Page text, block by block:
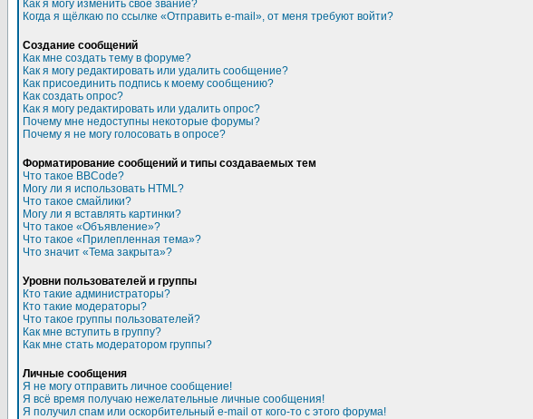
Как я могу изменить свое звание?
Когда я щёлкаю по ссылке «Отправить e-mail», от меня требуют войти?
Создание сообщений
Как мне создать тему в форуме?
Как я могу редактировать или удалить сообщение?
Как присоединить подпись к моему сообщению?
Как создать опрос?
Как я могу редактировать или удалить опрос?
Почему мне недоступны некоторые форумы?
Почему я не могу голосовать в опросе?
Форматирование сообщений и типы создаваемых тем
Что такое BBCode?
Могу ли я использовать HTML?
Что такое смайлики?
Могу ли я вставлять картинки?
Что такое «Объявление»?
Что такое «Прилепленная тема»?
Что значит «Тема закрыта»?
Уровни пользователей и группы
Кто такие администраторы?
Кто такие модераторы?
Что такое группы пользователей?
Как мне вступить в группу?
Как мне стать модератором группы?
Личные сообщения
Я не могу отправить личное сообщение!
Я всё время получаю нежелательные личные сообщения!
Я получил спам или оскорбительный e-mail от кого-то с этого форума!